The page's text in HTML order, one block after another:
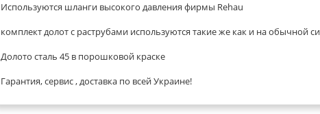
Используются шланги высокого давления фирмы Rehau
комплект долот с раструбами используются такие же как и на обычной
Долото сталь 45 в порошковой краске
Гарантия, сервис , доставка по всей Украине!